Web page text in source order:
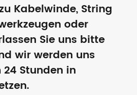
Kabelwinde, String
oder
Sie uns bitte
wir werden uns
Stunden in